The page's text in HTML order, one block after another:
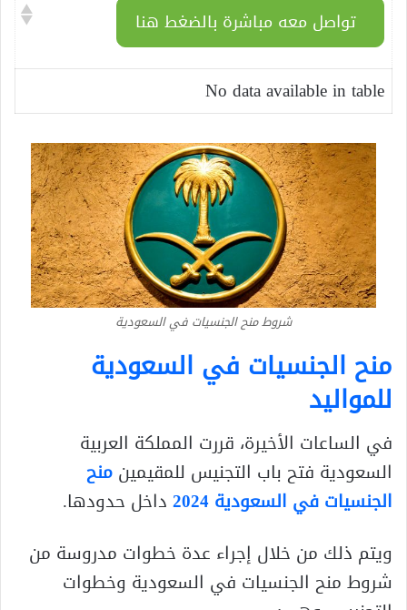
تواصل معه مباشرة بالضغط هنا
No data available in table
شروط منح الجنسيات في السعودية
منح الجنسيات في السعودية
للمواليد
في الساعات الأخيرة، قررت المملكة العربية
السعودية فتح باب التجنيس للمقيمينمنح
الجنسيات في السعودية 2024
داخل حدودها.
ويتم ذلك من خلال إجراء عدة خطوات مدروسة من
شروط منح الجنسيات في السعودية وخطوات